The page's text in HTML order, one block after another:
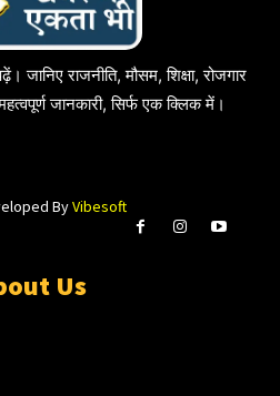
राजनीति, मौसम, शिक्षा, रोजगार
जानकारी, सिर्फ एक क्लिक में।
ByVibesoft
Us